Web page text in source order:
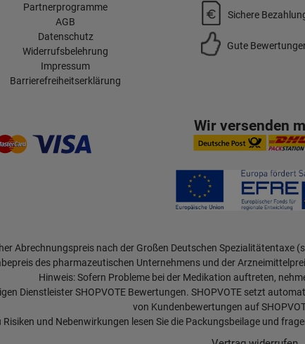
Partnerprogramme
AGB
Datenschutz
Widerrufsbelehrung
Impressum
Barrierefreiheitserklärung
Sichere
Gute
Wir versenden
Abrechnungspreis nach der Großen Deutschen Spezialitätentaxe
des pharmazeutischen Unternehmens und der
Hinweis: Sofern Probleme bei der Medikation auftreten,
Dienstleister SHOPVOTE Bewertungen. SHOPVOTE setzt
von Kundenbewertungen auf
Risiken und Nebenwirkungen lesen Sie die Packungsbeilage und